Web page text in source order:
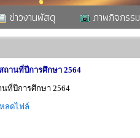
ข่าวงานพัสดุ ภาพกิจกรรม
ถานที่ปีการศึกษา 2564
นที่ปีการศึกษา 2564
ลดไฟล์